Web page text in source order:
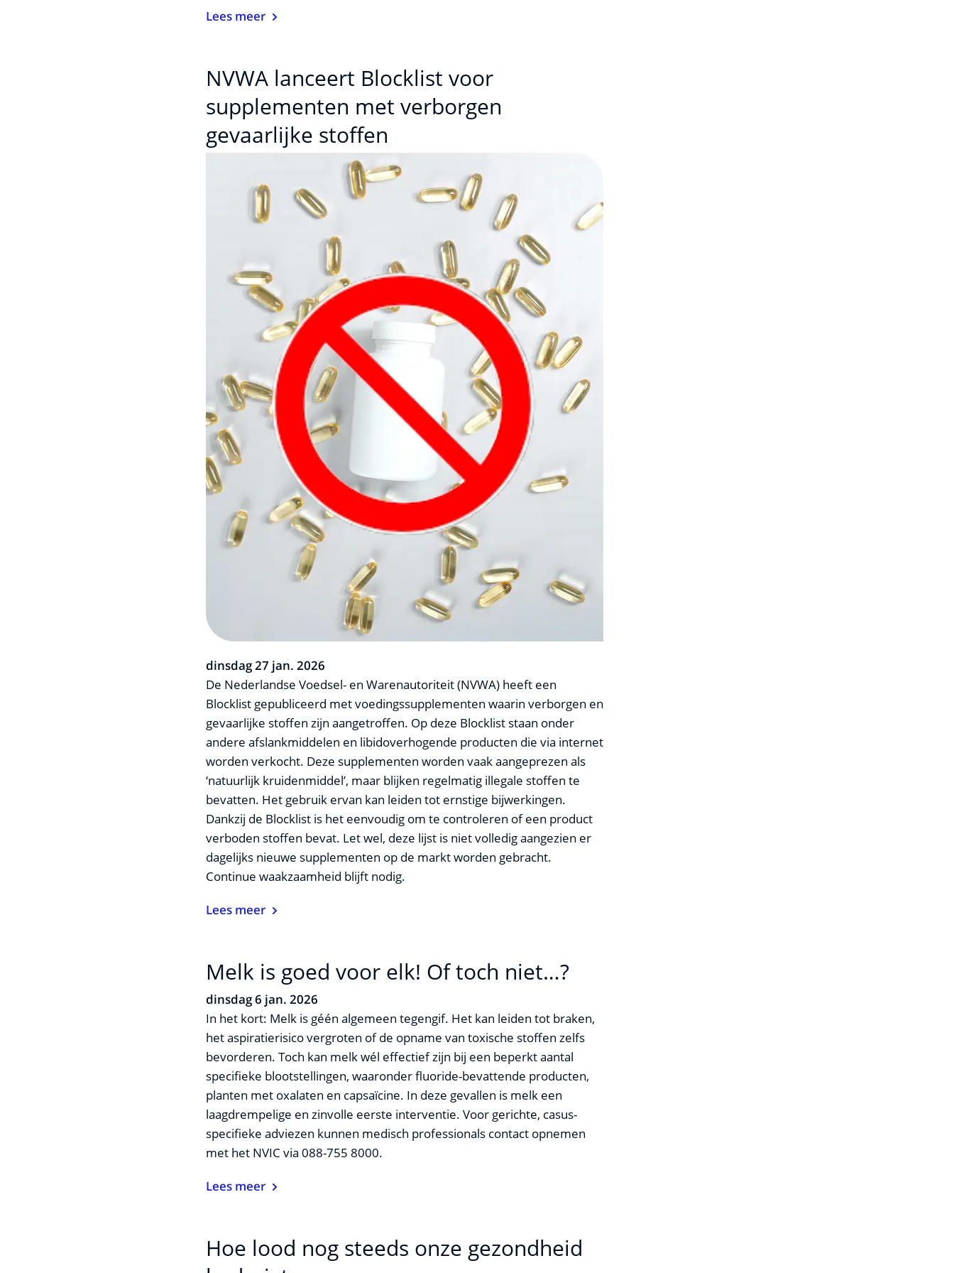
Lees meer
NVWA lanceert Blocklist voor
supplementen met verborgen
gevaarlijke stoffen
dinsdag 27 jan. 2026
De Nederlandse Voedsel- en Warenautoriteit (NVWA) heeft een
Blocklist gepubliceerd met voedingssupplementen waarin verborgen en
gevaarlijke stoffen zijn aangetroffen. Op deze Blocklist staan onder
andere afslankmiddelen en libidoverhogende producten die via internet
worden verkocht. Deze supplementen worden vaak aangeprezen als
‘natuurlijk kruidenmiddel’, maar blijken regelmatig illegale stoffen te
bevatten. Het gebruik ervan kan leiden tot ernstige bijwerkingen.
Dankzij de Blocklist is het eenvoudig om te controleren of een product
verboden stoffen bevat. Let wel, deze lijst is niet volledig aangezien er
dagelijks nieuwe supplementen op de markt worden gebracht.
Continue waakzaamheid blijft nodig.
Lees meer
Melk is goed voor elk! Of toch niet…?
dinsdag 6 jan. 2026
In het kort: Melk is géén algemeen tegengif. Het kan leiden tot braken,
het aspiratierisico vergroten of de opname van toxische stoffen zelfs
bevorderen. Toch kan melk wél effectief zijn bij een beperkt aantal
specifieke blootstellingen, waaronder fluoride-bevattende producten,
planten met oxalaten en capsaïcine. In deze gevallen is melk een
laagdrempelige en zinvolle eerste interventie. Voor gerichte, casus-
specifieke adviezen kunnen medisch professionals contact opnemen
met het NVIC via 088-755 8000.
Lees meer
Hoe lood nog steeds onze gezondheid